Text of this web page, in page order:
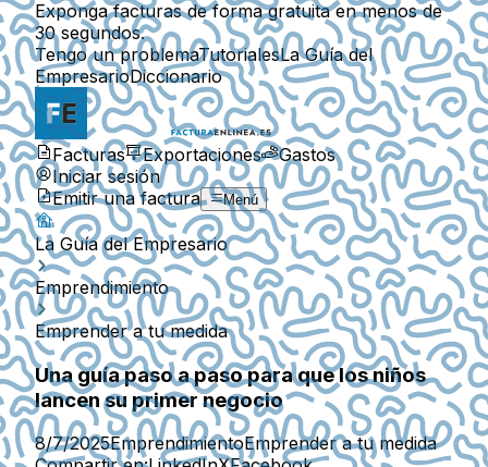
Exponga facturas de forma gratuita en menos de
30 segundos.
Tengo un problemaTutorialesLa Guía del
EmpresarioDiccionario
Facturas Exportaciones
Gastos
Iniciar sesión
Emitir una factura
Menú
La Guía del Empresario
Emprendimiento
Emprender a tu medida
Una guía paso a paso para que los niños
lancen su primer negocio
8/7/2025EmprendimientoEmprender a tu medida